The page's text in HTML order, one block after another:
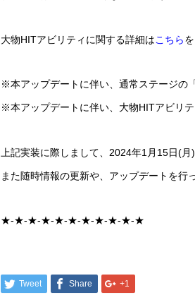
大物HITアビリティに関する詳細はこちら
※本アップデートに伴い、通常ステージの
※本アップデートに伴い、大物HITアビリ
上記実装に際しまして、2024年1月15日(
また随時情報の更新や、アップデートを行
★-★-★-★-★-★-★-★-★-★-★
Tweet Share +1